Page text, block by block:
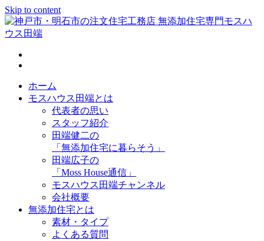
Skip to content
神戸市・明石市の注文住宅工務店 無添加住宅専門モスハウス
田端
ホーム
モスハウス田端とは
代表者の思い
スタッフ紹介
田端健二の
「無添加住宅に暮らそう」
田端広子の
「Moss House通信」
モスハウス田端チャンネル
会社概要
無添加住宅とは
素材・タイプ
よくある質問